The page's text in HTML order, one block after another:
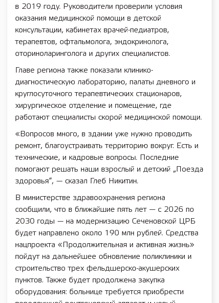
в 2019 году. Руководители проверили условия
оказания медицинской помощи в детской
консультации, кабинетах врачей-педиатров,
терапевтов, офтальмолога, эндокринолога,
оториноларинголога и других специалистов.
Главе региона также показали клинико-
диагностическую лабораторию, палаты дневного и
круглосуточного терапевтических стационаров,
хирургическое отделение и помещение, где
работают специалисты скорой медицинской помощи.
«Вопросов много, в здании уже нужно проводить
ремонт, благоустраивать территорию вокруг. Есть и
технические, и кадровые вопросы. Последние
помогают решать наши взрослый и детский „Поезда
здоровья“, — сказал Глеб Никитин.
В министерстве здравоохранения региона
сообщили, что в ближайшие пять лет — с 2026 по
2030 годы — на модернизацию Сеченовской ЦРБ
будет направлено около 190 млн рублей. Средства
нацпроекта «Продолжительная и активная жизнь»
пойдут на дальнейшее обновление поликлиники и
строительство трех фельдшерско-акушерских
пунктов. Также будет продолжена закупка
оборудования: больнице требуется приобрести